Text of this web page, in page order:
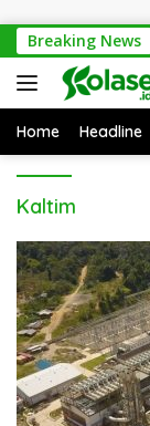
Breaking News
Amankan
Home Headline
Kaltim